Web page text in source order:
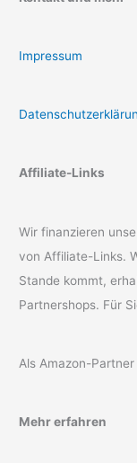
Impressum
Affiliate-Links
Wir finanzieren
von Affiliate-Links.
Stande kommt,
Partnershops. Für
Als Amazon-
Mehr erfahren